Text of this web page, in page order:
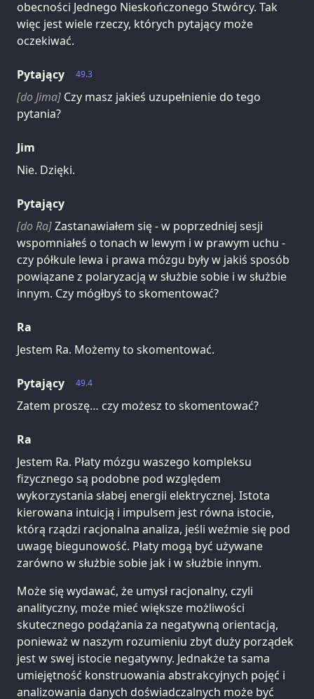
obecności Jednego Nieskończonego Stwórcy. Tak
więc jest wiele rzeczy, których pytający może
oczekiwać.
49.3
Pytający
[do Jima] Czy masz jakieś uzupełnienie do tego
pytania?
Jim
Nie. Dzięki.
Pytający
[do Ra]Zastanawiałem się - w poprzedniej sesji
wspomniałeś o tonach w lewym i w prawym uchu -
czy półkule lewa i prawa mózgu były w jakiś sposób
powiązane z polaryzacją w służbie sobie i w służbie
innym. Czy mógłbyś to skomentować?
Ra
Jestem Ra. Możemy to skomentować.
49.4
Pytający
Zatem proszę… czy możesz to skomentować?
Ra
Jestem Ra. Płaty mózgu waszego kompleksu
fizycznego są podobne pod względem
wykorzystania słabej energii elektrycznej. Istota
kierowana intuicją i impulsem jest równa istocie,
którą rządzi racjonalna analiza, jeśli weźmie się pod
uwagę biegunowość. Płaty mogą być używane
zarówno w służbie sobie jak i w służbie innym.
Może się wydawać, że umysł racjonalny, czyli
analityczny, może mieć większe możliwości
skutecznego podążania za negatywną orientacją,
ponieważ w naszym rozumieniu zbyt duży porządek
jest w swej istocie negatywny. Jednakże ta sama
umiejętność konstruowania abstrakcyjnych pojęć i
analizowania danych doświadczalnych może być